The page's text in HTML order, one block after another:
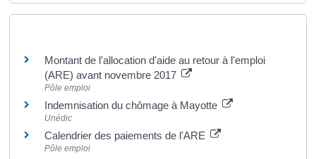
Montant de l'allocation d'aide au retour à l'emploi
(ARE) avant novembre 2017
Pôle emploi
Indemnisation du chômage à Mayotte
Unédic
Calendrier des paiements de l'ARE
Pôle emploi